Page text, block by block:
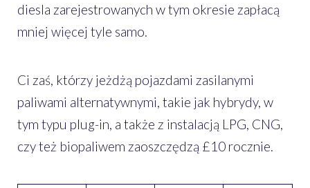
diesla zarejestrowanych w tym okresie zapłacą
mniej więcej tyle samo.
Ci zaś, którzy jeżdżą pojazdami zasilanymi
paliwami alternatywnymi, takie jak hybrydy, w
tym typu plug-in, a także z instalacją LPG, CNG,
czy też biopaliwem zaoszczędzą £10 rocznie.